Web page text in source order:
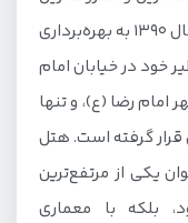
هتل‌های مشهد به شمار می‌رود که در سال ۱۳۹۰ به بهره‌برداری
بی‌نظیر خود در خیابان امام
امام رضا (ع)، و تنها
قرار گرفته است. هتل
به‌عنوان یکی از مرتفع‌ترین
بلکه با معماری